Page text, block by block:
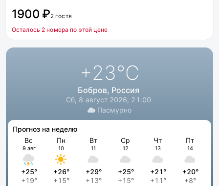
1900 ₽2 гостя
Осталось 2 номера по этой цене
+23°C
Бобров, Россия
Сб, 8 август 2026, 21:00
Пасмурно
Прогноз на неделю
Вс
9 авг
+25°
+19°
Пн
10
+26°
+15°
Вт
11
+29°
+13°
Ср
12
+25°
+15°
Чт
13
+21°
+11°
Пт
14
+20°
+8°